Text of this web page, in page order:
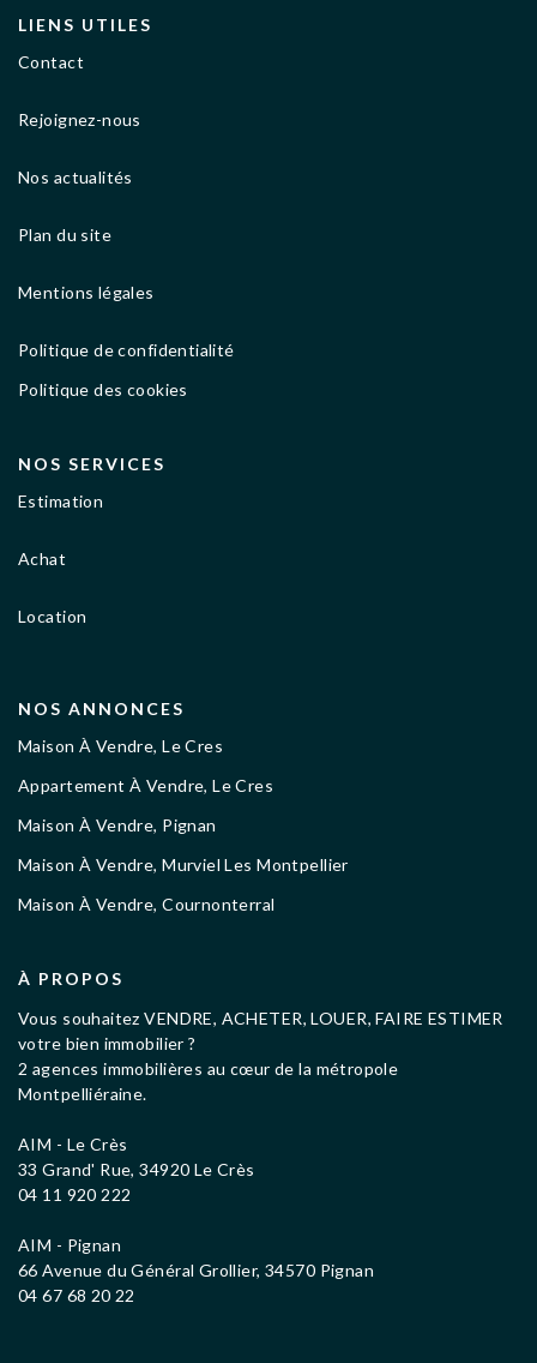
LIENS UTILES
Contact
Rejoignez-nous
Nos actualités
Plan du site
Mentions légales
Politique de confidentialité
Politique des cookies
NOS SERVICES
Estimation
Achat
Location
NOS ANNONCES
Maison À Vendre, Le Cres
Appartement À Vendre, Le Cres
Maison À Vendre, Pignan
Maison À Vendre, Murviel Les Montpellier
Maison À Vendre, Cournonterral
À PROPOS
Vous souhaitez VENDRE, ACHETER, LOUER, FAIRE ESTIMER
votre bien immobilier ?
2 agences immobilières au cœur de la métropole
Montpelliéraine.
AIM - Le Crès
33 Grand' Rue, 34920 Le Crès
04 11 920 222
AIM - Pignan
66 Avenue du Général Grollier, 34570 Pignan
04 67 68 20 22